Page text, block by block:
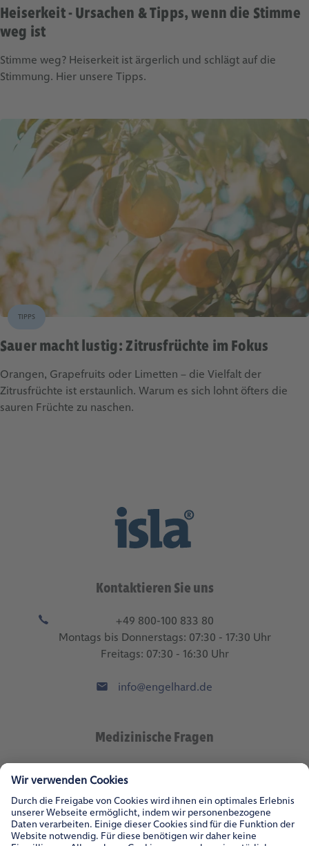
Heiserkeit - Ursachen & Tipps, wenn die Stimme
weg ist
Stimme weg? Heiserkeit ist ärgerlich und schlägt auf die
Stimmung. Hier unsere Tipps.
TIPPS
Sauer macht lustig: Zitrusfrüchte im Fokus
Orangen, Grapefruits oder Limetten – die Vielfalt der
Zitrusfrüchte ist erstaunlich. Warum es sich lohnt öfters die
sauren Früchte zu naschen.
Kontaktieren Sie uns
+49 800-100 833 80
Montags bis Donnerstags: 07:30 - 17:30 Uhr
Freitags: 07:30 - 16:30 Uhr
info@engelhard.de
Medizinische Fragen